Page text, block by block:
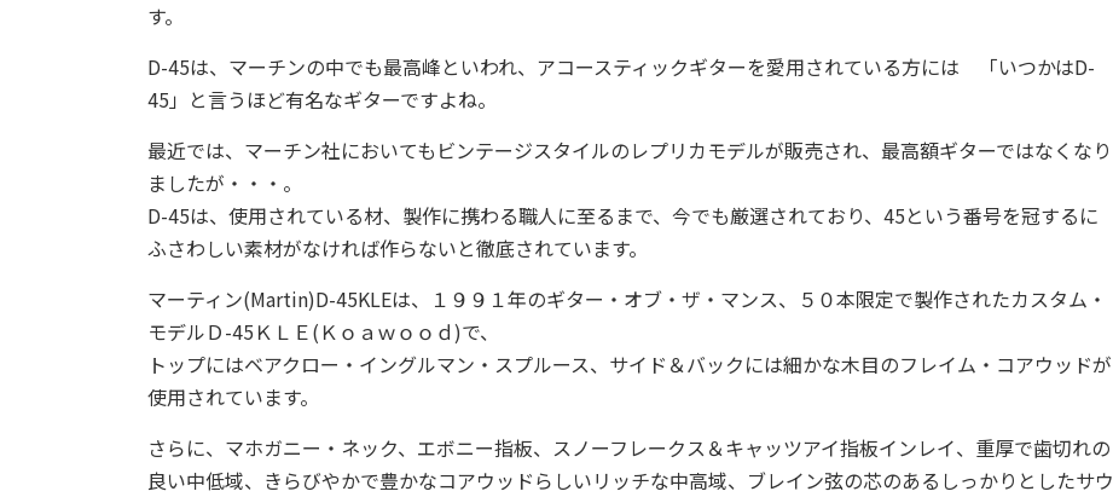
す。
D-45は、マーチンの中でも最高峰といわれ、アコースティックギターを愛用されている方には 「いつかはD-
45」と言うほど有名なギターですよね。
最近では、マーチン社においてもビンテージスタイルのレプリカモデルが販売され、最高額ギターではなくなり
ましたが・・・。
D-45は、使用されている材、製作に携わる職人に至るまで、今でも厳選されており、45という番号を冠するに
ふさわしい素材がなければ作らないと徹底されています。
マーティン(Martin)D-45KLEは、１９９１年のギター・オブ・ザ・マンス、５０本限定で製作されたカスタム・
モデルＤ-45ＫＬＥ(Ｋｏａｗｏｏｄ)で、
トップにはベアクロー・イングルマン・スプルース、サイド＆バックには細かな木目のフレイム・コアウッドが
使用されています。
さらに、マホガニー・ネック、エボニー指板、スノーフレークス＆キャッツアイ指板インレイ、重厚で歯切れの
良い中低域、きらびやかで豊かなコアウッドらしいリッチな中高域、ブレイン弦の芯のあるしっかりとしたサウ